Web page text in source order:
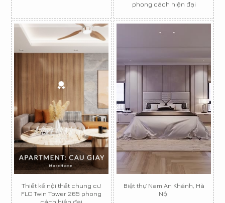
phong cách hiện đại
Thiết kế nội thất chung cư
FLC Twin Tower 265 phong
cách hiện đại
Biệt thự Nam An Khánh, Hà
Nội